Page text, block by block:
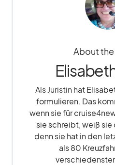
About
Als Juristin hat
formulieren. Das
wenn sie für
sie schreibt, weiß sie
denn sie hat in den
als 80